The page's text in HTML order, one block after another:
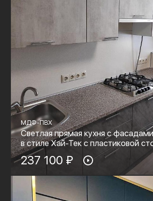
МДФ-ПВХ
Светлая прямая кухня с
в стиле Хай-Тек с пластиковой
237 100 ₽